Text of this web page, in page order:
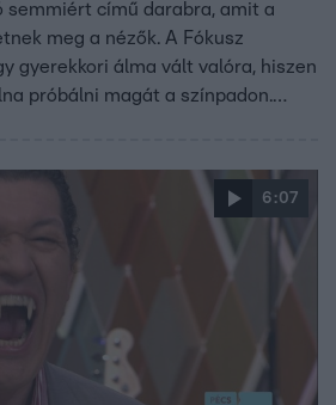
semmiért című darabra, amit a
meg a nézők. A Fókusz
gyerekkori álma vált valóra, hiszen
próbálni magát a színpadon.
6:07